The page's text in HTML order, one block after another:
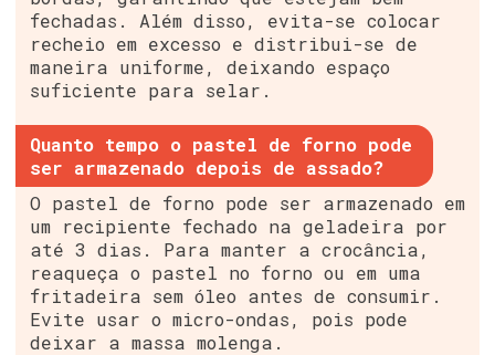
fechadas. Além disso, evita-se colocar
recheio em excesso e distribui-se de
maneira uniforme, deixando espaço
suficiente para selar.
Quanto tempo o pastel de forno pode
ser armazenado depois de assado?
O pastel de forno pode ser armazenado em
um recipiente fechado na geladeira por
até 3 dias. Para manter a crocância,
reaqueça o pastel no forno ou em uma
fritadeira sem óleo antes de consumir.
Evite usar o micro-ondas, pois pode
deixar a massa molenga.